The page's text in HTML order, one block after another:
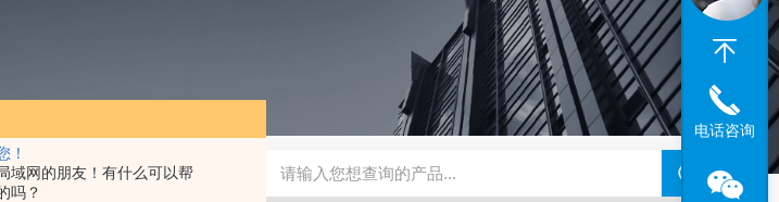
！
域网的朋友！有什么可以帮
吗？
（140升）电热恒温鼓风干燥箱，不锈钢干燥箱，烘箱控温范围300℃ DHG-9070B（70
电话咨询